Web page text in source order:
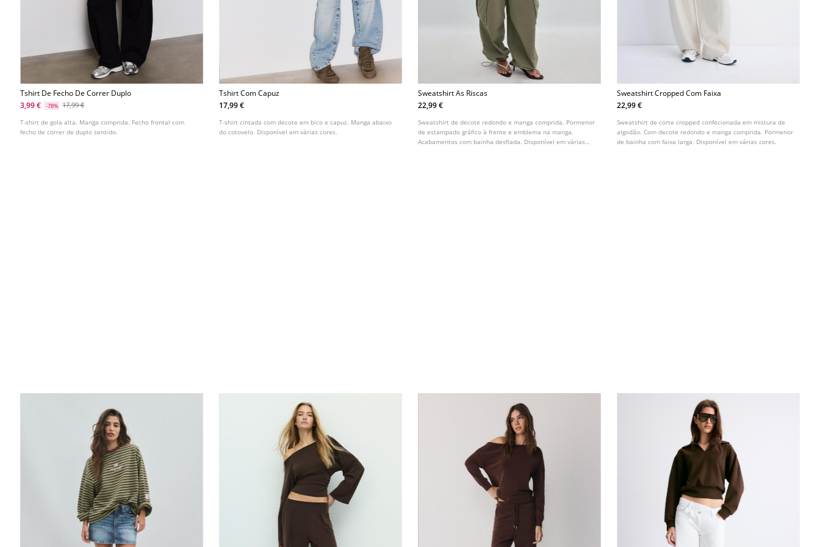
Tshirt De Fecho De Correr Duplo
3,99 €
-78% 17,99 €
T-shirt de gola alta. Manga comprida. Fecho frontal com
fecho de correr de duplo sentido.
Tshirt Com Capuz
17,99 €
T-shirt cintada com decote em bico e capuz. Manga abaixo
do cotovelo. Disponível em várias cores.
Sweatshirt As Riscas
22,99 €
Sweatshirt de decote redondo e manga comprida. Pormenor
de estampado gráfico à frente e emblema na manga.
Acabamentos com bainha desfiada. Disponível em várias
Sweatshirt Cropped Com Faixa
22,99 €
Sweatshirt de corte cropped confecionada em mistura de
algodão. Com decote redondo e manga comprida. Pormenor
de bainha com faixa larga. Disponível em várias cores.